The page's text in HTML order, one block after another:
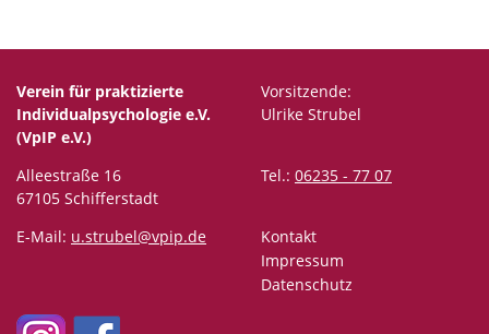
Verein für praktizierte
Individualpsychologie e.V.
(VpIP e.V.)
Vorsitzende:
Ulrike Strubel
Alleestraße 16
67105 Schifferstadt
Tel.: 06235 - 77 07
E-Mail: u.strubel@vpip.de
Kontakt
Impressum
Datenschutz